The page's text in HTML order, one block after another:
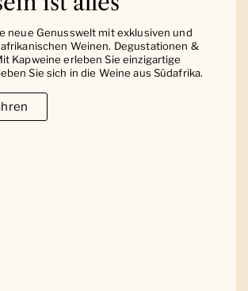
neue Genusswelt mit exklusiven und
Weinen. Degustationen &
Kapweine erleben Sie einzigartige
Sie sich in die Weine aus Südafrika.